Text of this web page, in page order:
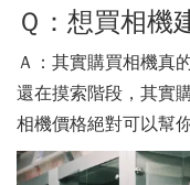
Ｑ：想買相機
Ａ：其實購買相機真
還在摸索階段，其實
相機價格絕對可以幫